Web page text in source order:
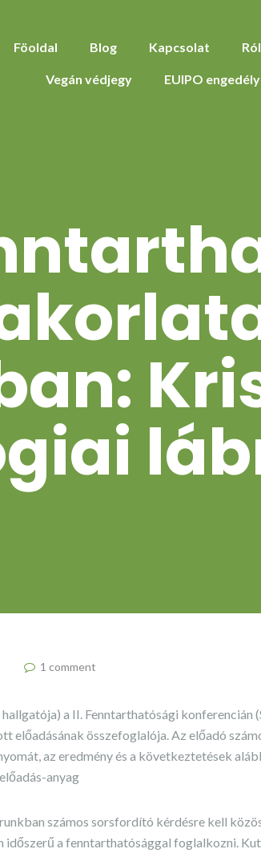
Föoldal Blog Kapcsolat
Vegán védjegy EUIPO engedély
1 comment
a II. Fenntarthatósági konferencián
előadásának összefoglalója. Az előadó
az eredmény és a következtetések
anyag
számos sorsfordító kérdésre kell
időszerű a fenntarthatósággal foglalkozni.